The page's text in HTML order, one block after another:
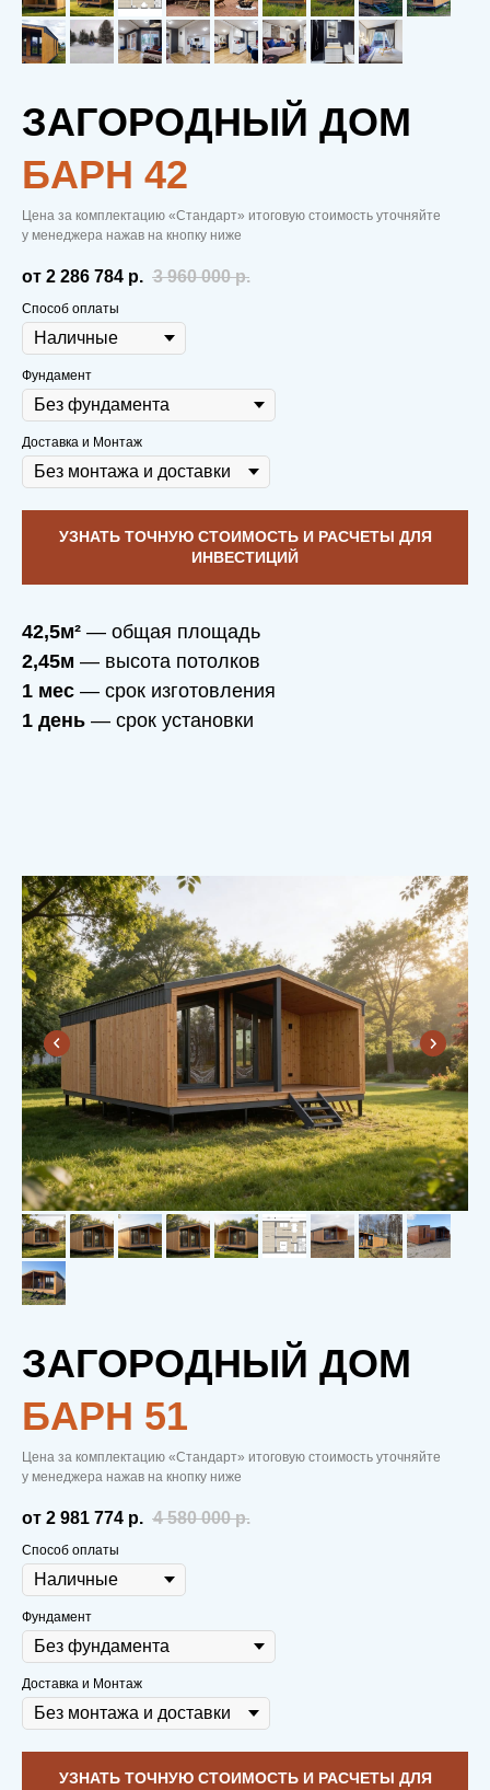
ЗАГОРОДНЫЙ ДОМ
БAРН 42
Цена за комплектацию «Стандарт» итоговую стоимость уточняйте
у менеджера нажав на кнопку ниже
от 2 286 784 р. 3 960 000 р.
Способ оплаты
Фундамент
Доставка и Монтаж
УЗНАТЬ ТОЧНУЮ СТОИМОСТЬ И РАСЧЕТЫ ДЛЯ
ИНВЕСТИЦИЙ
42,5м² — общая площадь
2,45м — высота потолков
1 мес — срок изготовления
1 день — срок установки
ЗАГОРОДНЫЙ ДОМ
БAРН 51
Цена за комплектацию «Стандарт» итоговую стоимость уточняйте
у менеджера нажав на кнопку ниже
от 2 981 774 р. 4 580 000 р.
Способ оплаты
Фундамент
Доставка и Монтаж
УЗНАТЬ ТОЧНУЮ СТОИМОСТЬ И РАСЧЕТЫ ДЛЯ
С НАМИ ТЕПЛО.
В ОТНОШЕНИЯХ.
И В ДОМЕ.
Вам не нужно копить деньги на первую
выплату.Строительство начинаем
сразу после внесения брони в виде 50
тыс. рублей, чтобы заложить надежный
фундамент еще до постройки дома